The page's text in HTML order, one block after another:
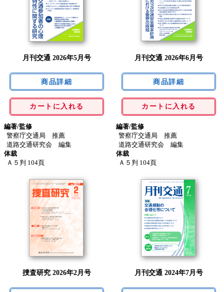
月刊交通 2026年5月号
カートに入れる
編著/監修
警察庁交通局 推薦
道路交通研究会 編集
体裁
Ａ５判 104頁
月刊交通 2026年6月号
カートに入れる
編著/監修
警察庁交通局 推薦
道路交通研究会 編集
体裁
Ａ５判 104頁
捜査研究 2026年2月号 月刊交通 2024年7月号